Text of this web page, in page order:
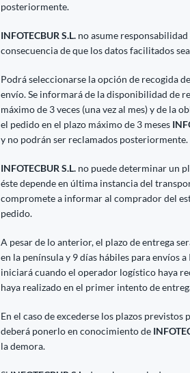
posteriormente.
INFOTECBUR S.L. no asume
consecuencia de que los datos facilitados
Podrá seleccionarse la opción de recogida
envío. Se informará de la disponibilidad de
máximo de 3 veces (una vez al mes) y de la
el pedido en el plazo máximo de 3 meses
y no podrán ser reclamados posteriormente.
INFOTECBUR S.L. no puede determinar un
éste depende en última instancia del
compromete a informar al comprador del
pedido.
A pesar de lo anterior, el plazo de entrega
en la península y 9 días hábiles para envíos
iniciará cuando el operador logístico haya
haya realizado en el primer intento de
En el caso de excederse los plazos
deberá ponerlo en conocimiento de
la demora.